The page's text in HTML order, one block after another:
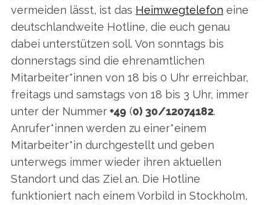
vermeiden lässt, ist das Heimwegtelefon eine
deutschlandweite Hotline, die euch genau
dabei unterstützen soll. Von sonntags bis
donnerstags sind die ehrenamtlichen
Mitarbeiter*innen von 18 bis 0 Uhr erreichbar,
freitags und samstags von 18 bis 3 Uhr, immer
unter der Nummer+49 (0) 30/12074182.
Anrufer*innen werden zu einer*einem
Mitarbeiter*in durchgestellt und geben
unterwegs immer wieder ihren aktuellen
Standort und das Ziel an. Die Hotline
funktioniert nach einem Vorbild in Stockholm,
S
a
r
c